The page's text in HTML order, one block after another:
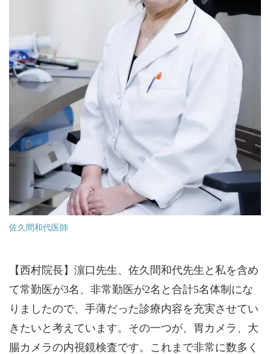
佐久間和代医師
【西村院長】濵口先生、佐久間和代先生と私を含め
て常勤医が3名、非常勤医が2名と合計5名体制にな
りましたので、手薄だった診療内容を充実させてい
きたいと考えています。その一つが、胃カメラ、大
腸カメラの内視鏡検査です。これまで非常に数多く